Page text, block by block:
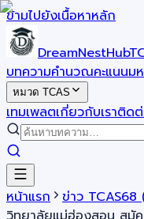
ข้ามไปยังเนื้อหาหลัก
DreamNestHub
บทความคำนวณคะแนนม
หมวด TCAS
เทมเพลตเกี่ยวกับเราติด
หน้าแรก ข่าว